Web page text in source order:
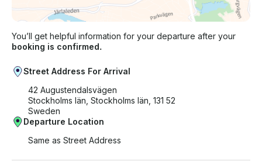
You’ll get helpful information for your departure after your
booking is confirmed.
Street Address For Arrival
42 Augustendalsvägen
Stockholms län, Stockholms län, 131 52
Sweden
Departure Location
Same as Street Address